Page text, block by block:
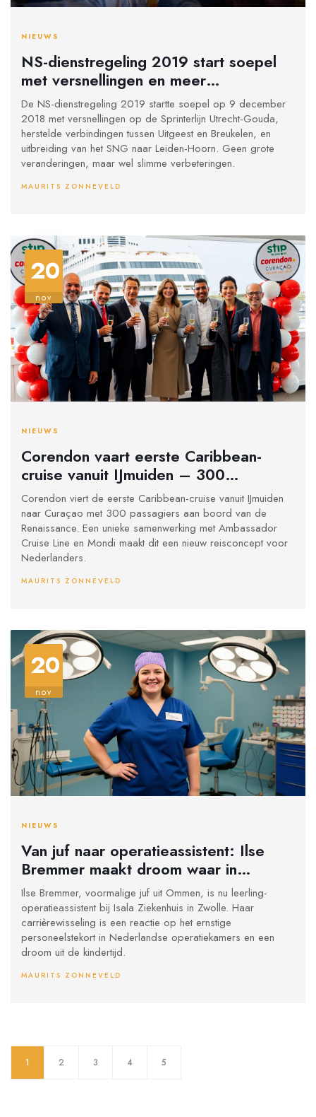
NIEUWS
NS-dienstregeling 2019 start soepel
met versnellingen en meer
verbindingen
De NS-dienstregeling 2019 startte soepel op 9 december
2018 met versnellingen op de Sprinterlijn Utrecht-Gouda,
herstelde verbindingen tussen Uitgeest en Breukelen, en
uitbreiding van het SNG naar Leiden-Hoorn. Geen grote
veranderingen, maar wel slimme verbeteringen.
MAURITS ZONNEVELD
20
nov
NIEUWS
Corendon vaart eerste Caribbean-
cruise vanuit IJmuiden – 300
passagiers aan boord van Renaissance
Corendon viert de eerste Caribbean-cruise vanuit IJmuiden
naar Curaçao met 300 passagiers aan boord van de
Renaissance. Een unieke samenwerking met Ambassador
Cruise Line en Mondi maakt dit een nieuw reisconcept voor
Nederlanders.
MAURITS ZONNEVELD
20
nov
NIEUWS
Van juf naar operatieassistent: Ilse
Bremmer maakt droom waar in
ziekenhuis
Ilse Bremmer, voormalige juf uit Ommen, is nu leerling-
operatieassistent bij Isala Ziekenhuis in Zwolle. Haar
carrièrewisseling is een reactie op het ernstige
personeelstekort in Nederlandse operatiekamers en een
droom uit de kindertijd.
MAURITS ZONNEVELD
1 2 3 4 5